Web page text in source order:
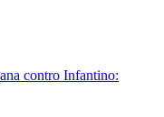
contro Infantino: